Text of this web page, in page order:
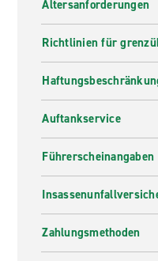
Altersanforderungen
Richtlinien für
Auftankservice
Führerscheinangaben
Zahlungsmethoden